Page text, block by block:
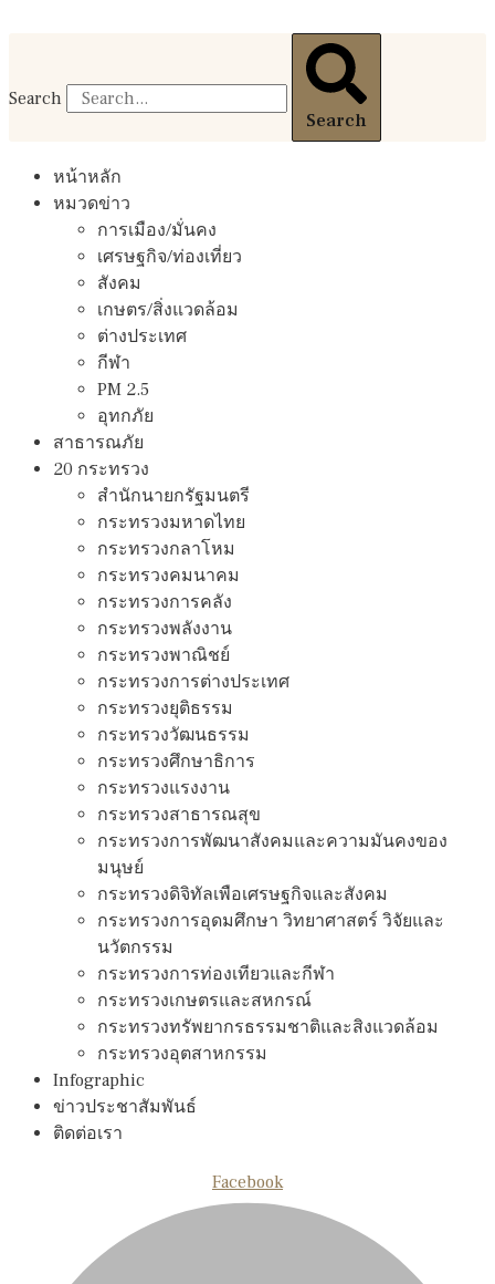
Search
Search
หน้าหลัก
หมวดข่าว
การเมือง/มั่นคง
เศรษฐกิจ/ท่องเที่ยว
สังคม
เกษตร/สิ่งแวดล้อม
ต่างประเทศ
กีฬา
PM 2.5
อุทกภัย
สาธารณภัย
20 กระทรวง
สํานักนายกรัฐมนตรี
กระทรวงมหาดไทย
กระทรวงกลาโหม
กระทรวงคมนาคม
กระทรวงการคลัง
กระทรวงพลังงาน
กระทรวงพาณิชย์
กระทรวงการต่างประเทศ
กระทรวงยุติธรรม
กระทรวงวัฒนธรรม
กระทรวงศึกษาธิการ
กระทรวงแรงงาน
กระทรวงสาธารณสุข
กระทรวงการพัฒนาสังคมและความมันคงของ
มนุษย์
กระทรวงดิจิทัลเพือเศรษฐกิจและสังคม
กระทรวงการอุดมศึกษา วิทยาศาสตร์ วิจัยและ
นวัตกรรม
กระทรวงการท่องเทียวและกีฬา
กระทรวงเกษตรและสหกรณ์
กระทรวงทรัพยากรธรรมชาติและสิงแวดล้อม
กระทรวงอุตสาหกรรม
Infographic
ข่าวประชาสัมพันธ์
ติดต่อเรา
Facebook